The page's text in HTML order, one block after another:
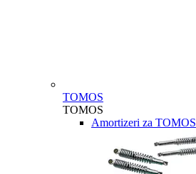
TOMOS
TOMOS
Amortizeri za TOMOS